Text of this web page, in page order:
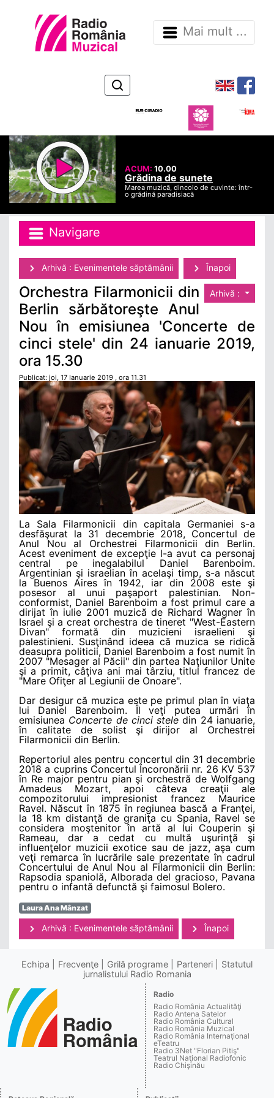
Mai mult ...
ACUM:10.00
Grădina de sunete
Marea muzică, dincolo de cuvinte: într-
o grădină paradisiacă
Navigare
Arhivă : Evenimentele săptămânii Înapoi
Arhivă :
Orchestra Filarmonicii din
Berlin sărbătoreşte Anul
Nou în emisiunea 'Concerte de
cinci stele' din 24 ianuarie 2019,
ora 15.30
Publicat: joi, 17 Ianuarie 2019 , ora 11.31
La Sala Filarmonicii din capitala Germaniei s-a
desfăşurat la 31 decembrie 2018, Concertul de
Anul Nou al Orchestrei Filarmonicii din Berlin.
Acest eveniment de excepţie l-a avut ca personaj
central pe inegalabilul Daniel Barenboim.
Argentinian şi israelian în acelaşi timp, s-a născut
la Buenos Aires în 1942, iar din 2008 este şi
posesor al unui paşaport palestinian. Non-
conformist, Daniel Barenboim a fost primul care a
dirijat în iulie 2001 muzică de Richard Wagner în
Israel şi a creat orchestra de tineret "West-Eastern
Divan" formată din muzicieni israelieni şi
palestinieni. Susţinând ideea că muzica se ridică
deasupra politicii, Daniel Barenboim a fost numit în
2007 "Mesager al Păcii" din partea Naţiunilor Unite
şi a primit, câţiva ani mai târziu, titlul francez de
"Mare Ofiţer al Legiunii de Onoare".
Dar desigur că muzica este pe primul plan în viaţa
lui Daniel Barenboim.Îl veţi putea urmări în
emisiunea Concerte de cinci stele din 24 ianuarie,
în calitate de solist şi dirijor al Orchestrei
Filarmonicii din Berlin.
Repertoriul ales pentru concertul din 31 decembrie
2018 a cuprins Concertul Încoronării nr. 26 KV 537
în Re major pentru pian şi orchestră de Wolfgang
Amadeus Mozart, apoi câteva creaţii ale
compozitorului impresionist francez Maurice
Ravel. Născutîn 1875 în regiunea bască a Franţei,
la 18 km distanţă de graniţa cu Spania, Ravel se
considera moştenitor în artă al lui Couperin şi
Rameau, dar a cedat cu multă uşurinţă şi
influenţelor muzicii exotice sau de jazz, aşa cum
veţi remarca în lucrările sale prezentate în cadrul
Concertului de Anul Nou al Filarmonicii din Berlin:
Rapsodia spaniolă, Alborada del gracioso, Pavana
pentru o infantă defunctă şi faimosul Bolero.
Laura Ana Mânzat
Arhivă : Evenimentele săptămânii Înapoi
Echipa Frecvenţe Grilă programe Parteneri
Statutul
jurnalistului Radio Romania
Radio
Radio România Actualităţi
Radio Antena Satelor
Radio România Cultural
Radio România Muzical
Radio România Internaţional
eTeatru
Radio 3Net "Florian Pitiş"
Teatrul Naţional Radiofonic
Radio Chişinău